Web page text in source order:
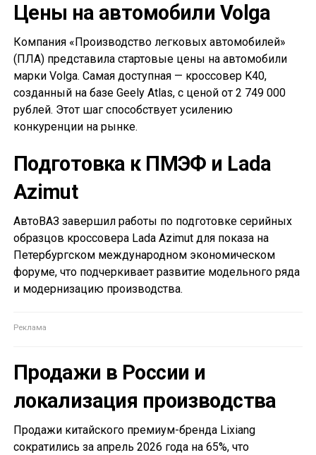
Цены на автомобили Volga
Компания «Производство легковых автомобилей»
(ПЛА) представила стартовые цены на автомобили
марки Volga. Самая доступная — кроссовер K40,
созданный на базе Geely Atlas, с ценой от 2 749 000
рублей. Этот шаг способствует усилению
конкуренции на рынке.
Подготовка к ПМЭФ и Lada
Azimut
АвтоВАЗ завершил работы по подготовке серийных
образцов кроссовера Lada Azimut для показа на
Петербургском международном экономическом
форуме, что подчеркивает развитие модельного ряда
и модернизацию производства.
Продажи в России и
локализация производства
Продажи китайского премиум-бренда Lixiang
сократились за апрель 2026 года на 65%, что